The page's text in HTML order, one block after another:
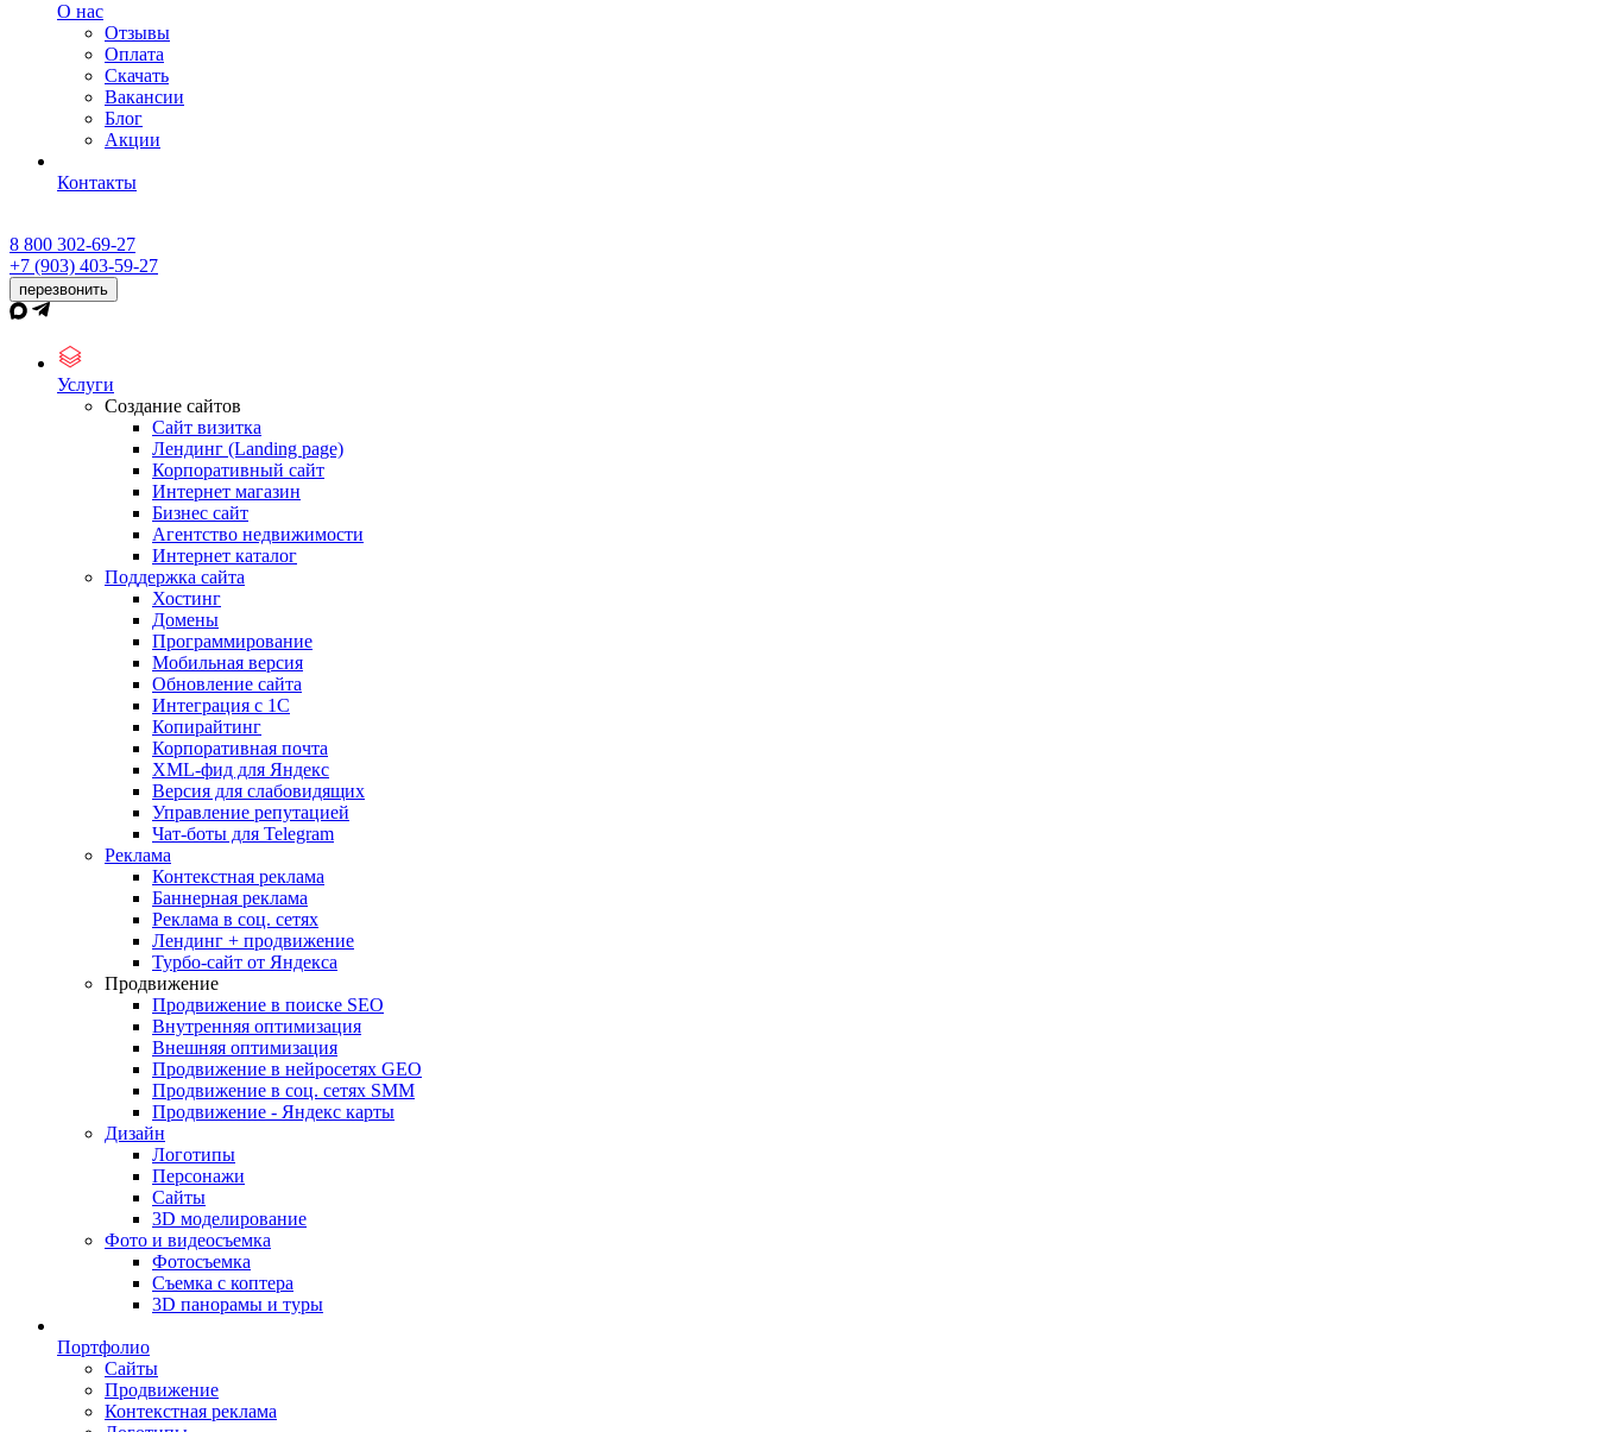
О нас
Отзывы
Оплата
Скачать
Вакансии
Блог
Акции
Контакты
8 800 302-69-27
+7 (903) 403-59-27
перезвонить
Услуги
Создание сайтов
Сайт визитка
Лендинг (Landing page)
Корпоративный сайт
Интернет магазин
Бизнес сайт
Агентство недвижимости
Интернет каталог
Поддержка сайта
Хостинг
Домены
Программирование
Мобильная версия
Обновление сайта
Интеграция с 1С
Копирайтинг
Корпоративная почта
XML-фид для Яндекс
Версия для слабовидящих
Управление репутацией
Чат-боты для Telegram
Реклама
Контекстная реклама
Баннерная реклама
Реклама в соц. сетях
Лендинг + продвижение
Турбо-сайт от Яндекса
Продвижение
Продвижение в поиске SEO
Внутренняя оптимизация
Внешняя оптимизация
Продвижение в нейросетях GEO
Продвижение в соц. сетях SMM
Продвижение - Яндекс карты
Дизайн
Логотипы
Персонажи
Сайты
3D моделирование
Фото и видеосъемка
Фотосъемка
Съемка с коптера
3D панорамы и туры
Портфолио
Сайты
Продвижение
Контекстная реклама